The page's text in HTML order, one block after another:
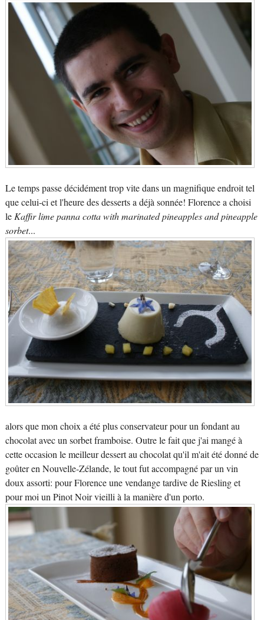
Le temps passe décidément trop vite dans un magnifique endroit tel
que celui-ci et l'heure des desserts a déjà sonnée! Florence a choisi
le Kaffir lime panna cotta with marinated pineapples and pineapple
sorbet...
alors que mon choix a été plus conservateur pour un fondant au
chocolat avec un sorbet framboise. Outre le fait que j'ai mangé à
cette occasion le meilleur dessert au chocolat qu'il m'ait été donné de
goûter en Nouvelle-Zélande, le tout fut accompagné par un vin
doux assorti: pour Florence une vendange tardive de Riesling et
pour moi un Pinot Noir vieilli à la manière d'un porto.